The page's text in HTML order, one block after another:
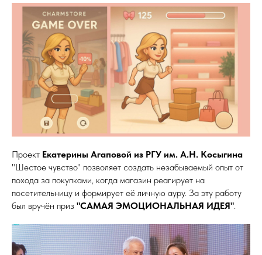
Проект Екатерины Агаповой из РГУ им. А.Н. Косыгина
"Шестое чувство" позволяет создать незабываемый опыт от
похода за покупками, когда магазин реагирует на
посетительницу и формирует её личную ауру. За эту работу
был вручён приз "САМАЯ ЭМОЦИОНАЛЬНАЯ ИДЕЯ".